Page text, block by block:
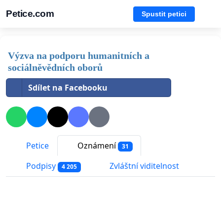
Petice.com Spustit petici
Výzva na podporu humanitních a
sociálněvědních oborů
Sdílet na Facebooku
Petice Oznámení 31
Podpisy 4 205 Zvláštní viditelnost